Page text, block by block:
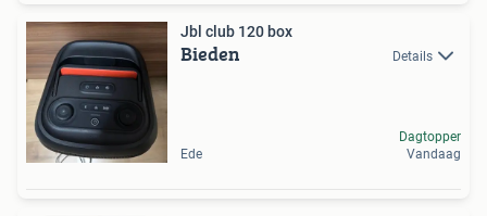
Jbl club 120 box
Bieden Details
Ede
Dagtopper
Vandaag